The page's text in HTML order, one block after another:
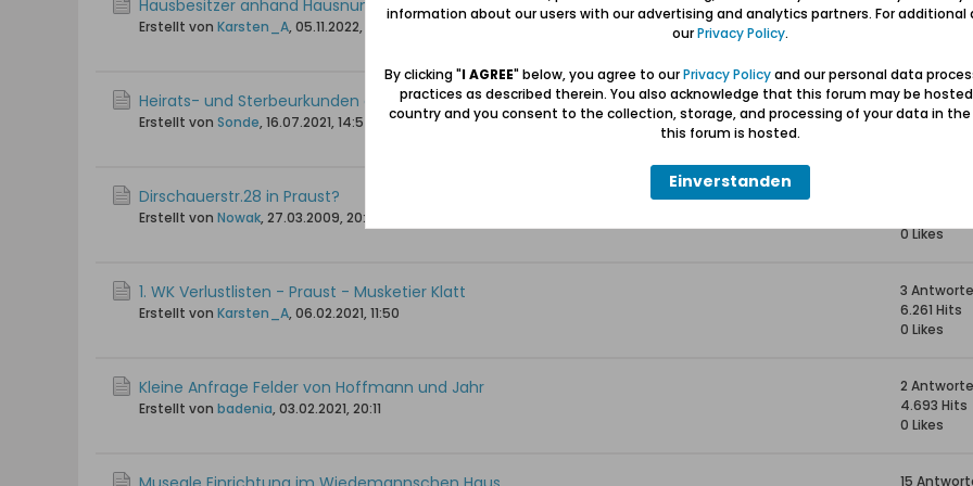
Hausbesitzer anhand Hausnummer gesucht (ca. 1865-1890)
Erstellt von Karsten_A, 05.11.2022, 19:18
10
8.279 Hits
Heirats- und Sterbeurkunden des Standesamts Praust ab 1915 veröffentlicht
Erstellt von Sonde, 16.07.2021, 14:54
6
7.371 Hits
Dirschauerstr.28 in Praust?
Erstellt von Nowak, 27.03.2009, 20:13
0 Likes
1. WK Verlustlisten - Praust - Musketier Klatt
Erstellt von Karsten_A, 06.02.2021, 11:50
3
6.261 Hits
0 Likes
Kleine Anfrage Felder von Hoffmann und Jahr
Erstellt von badenia, 03.02.2021, 20:11
2
4.693 Hits
0 Likes
15
information about our users with our advertising and analytics partners. For additional
ourPrivacy Policy.
By clicking "I AGREE" below, you agree to ourPrivacy Policyand our personal data
practices as described therein. You also acknowledge that this forum may be
country and you consent to the collection, storage, and processing of your data in
this forum is hosted.
Einverstanden